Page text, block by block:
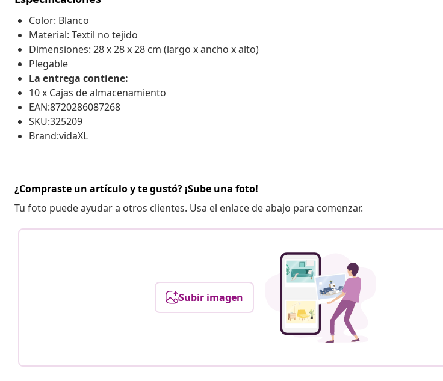
Color: Blanco
Material: Textil no tejido
Dimensiones: 28 x 28 x 28 cm (largo x ancho x alto)
Plegable
La entrega contiene:
10 x Cajas de almacenamiento
EAN:8720286087268
SKU:325209
Brand:vidaXL
¿Compraste un artículo y te gustó? ¡Sube una foto!
Tu foto puede ayudar a otros clientes. Usa el enlace de abajo para comenzar.
Subir imagen